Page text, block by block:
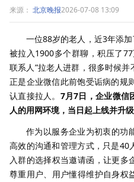
来源： 北京晚报2026-07-08 13:09
一位88岁的老人，近3年添
被拉入1900多个群聊，积压了
联系人”拉老人进群，很多时候并
正是企业微信此前饱受诟病的规
认直接拉人。 7月7日，企业微信
人的用网环境，当日起上线并升级
作为以服务企业为初衷的功
高效的沟通和管理方式，只是40
入群的选择权当邀请函，让更多
尊重用户、用户懂得维护自身权